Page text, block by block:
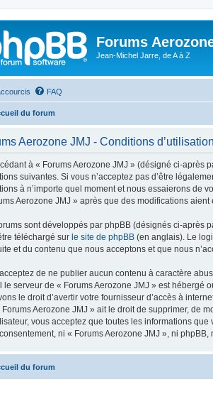
Forums
Jean-Michel Jarre, de A à Z
FAQ
du forum
Aerozone JMJ - Conditions d’utilisation
à « Forums Aerozone JMJ » (désigné ci-après
suivantes. Si vous n’acceptez pas d’être
à n’importe quel moment et nous essaierons de
Aerozone JMJ » après que des modifications
sont développés par phpBB (désignés ci-après
téléchargé sur le site de phpBB (en anglais). Le
et du contenu que nous acceptons et que nous
de ne publier aucun contenu à caractère
le serveur de « Forums Aerozone JMJ » est hébergé
le droit d’avertir votre fournisseur d’accès à
Aerozone JMJ » ait le droit de supprimer, de
vous acceptez que toutes les informations
ni « Forums Aerozone JMJ », ni
du forum